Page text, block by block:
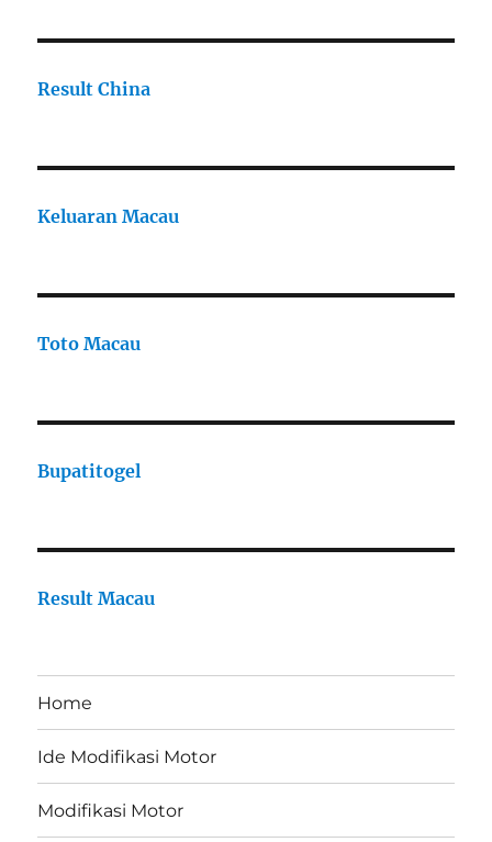
Result China
Keluaran Macau
Toto Macau
Bupatitogel
Result Macau
Home
Ide Modifikasi Motor
Modifikasi Motor